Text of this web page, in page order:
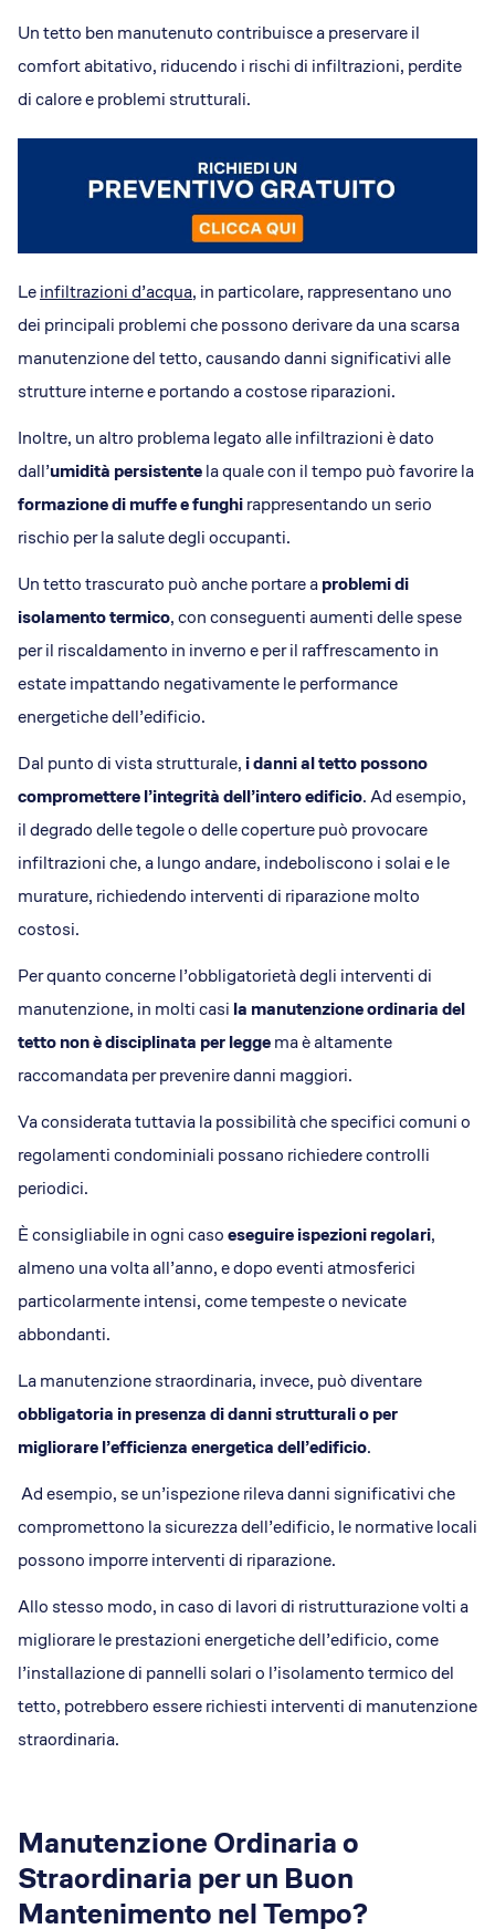
Un tetto ben manutenuto contribuisce a preservare il
comfort abitativo, riducendo i rischi di infiltrazioni, perdite
di calore e problemi strutturali.
Leinfiltrazioni d’acqua, in particolare, rappresentano uno
dei principali problemi che possono derivare da una scarsa
manutenzione del tetto, causando danni significativi alle
strutture interne e portando a costose riparazioni​.
Inoltre, un altro problema legato alle infiltrazioni è dato
dall’umidità persistentela quale con il tempo può favorire la
formazione di muffe e funghirappresentando un serio
rischio per la salute degli occupanti.
Un tetto trascurato può anche portare aproblemi di
isolamento termico, con conseguenti aumenti delle spese
per il riscaldamento in inverno e per il raffrescamento in
estate impattando negativamente le performance
energetiche dell’edificio.
Dal punto di vista strutturale, i danni al tetto possono
compromettere l’integrità dell’intero edificio. Ad esempio,
il degrado delle tegole o delle coperture può provocare
infiltrazioni che, a lungo andare, indeboliscono i solai e le
murature, richiedendo interventi di riparazione molto
costosi.
Per quanto concerne l’obbligatorietà degli interventi di
manutenzione, in molti casi la manutenzione ordinaria del
tetto non è disciplinata per leggema è altamente
raccomandata per prevenire danni maggiori.
Va considerata tuttavia la possibilità che specifici comuni o
regolamenti condominiali possano richiedere controlli
periodici.
È consigliabile in ogni casoeseguire ispezioni regolari,
almeno una volta all’anno, e dopo eventi atmosferici
particolarmente intensi, come tempeste o nevicate
abbondanti.
La manutenzione straordinaria, invece, può diventare
obbligatoria in presenza di danni strutturali o per
migliorare l’efficienza energetica dell’edificio.
Ad esempio, se un’ispezione rileva danni significativi che
compromettono la sicurezza dell’edificio, le normative locali
possono imporre interventi di riparazione.
Allo stesso modo, in caso di lavori di ristrutturazione volti a
migliorare le prestazioni energetiche dell’edificio, come
l’installazione di pannelli solari o l’isolamento termico del
tetto, potrebbero essere richiesti interventi di manutenzione
straordinaria.
Manutenzione Ordinaria o
Straordinaria per un Buon
Mantenimento nel Tempo?